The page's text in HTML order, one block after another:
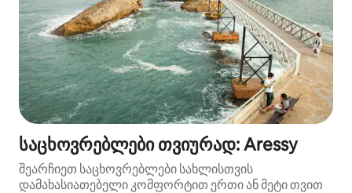
საცხოვრებლები თვიურად: Aressy
შეარჩიეთ საცხოვრებლები სახლისთვის
დამახასიათებელი კომფორტით ერთი ან მეტი თვით